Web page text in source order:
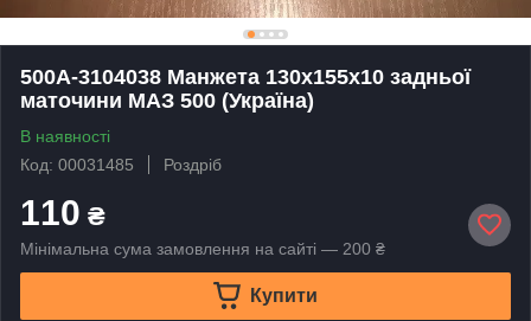
500А-3104038 Манжета 130х155х10 задньої
маточини МАЗ 500 (Україна)
В наявності
Код: 00031485
Роздріб
110 ₴
Мінімальна сума замовлення на сайті — 200 ₴
Купити